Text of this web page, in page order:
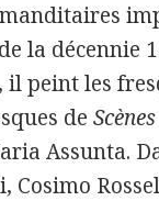
la décennie
il peint les
de
Assunta.
Cosimo